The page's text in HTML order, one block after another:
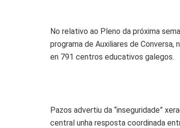
No relativo ao Pleno da próxima
programa de Auxiliares de
en 791 centros educativos galegos.
Pazos advertiu da “inseguridade”
central unha resposta coordinada